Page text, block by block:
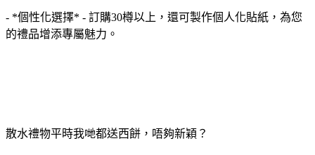
- *個性化選擇* - 訂購30樽以上，還可製作個人化貼紙，為您
的禮品增添專屬魅力。
散水禮物平時我哋都送西餅，唔夠新穎？